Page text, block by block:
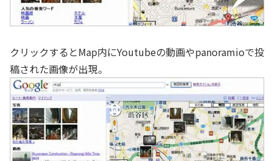
クリックするとMap内にYoutubeの動画やpanoramioで投
稿された画像が出現。